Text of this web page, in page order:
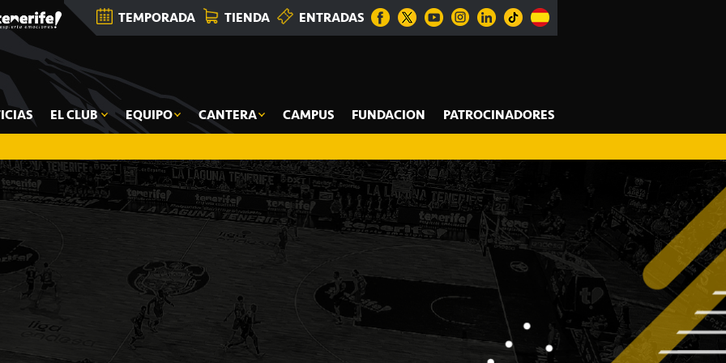
TEMPORADA TIENDA ENTRADAS
EL CLUB EQUIPO CANTERA CAMPUS FUNDACION PATROCINADORES